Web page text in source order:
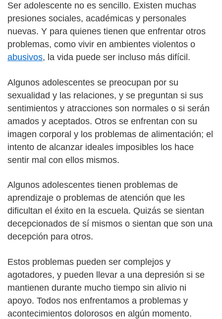
Ser adolescente no es sencillo. Existen muchas
presiones sociales, académicas y personales
nuevas. Y para quienes tienen que enfrentar otros
problemas, como vivir en ambientes violentos o
abusivos, la vida puede ser incluso más difícil.
Algunos adolescentes se preocupan por su
sexualidad y las relaciones, y se preguntan si sus
sentimientos y atracciones son normales o si serán
amados y aceptados. Otros se enfrentan con su
imagen corporal y los problemas de alimentación; el
intento de alcanzar ideales imposibles los hace
sentir mal con ellos mismos.
Algunos adolescentes tienen problemas de
aprendizaje o problemas de atención que les
dificultan el éxito en la escuela. Quizás se sientan
decepcionados de sí mismos o sientan que son una
decepción para otros.
Estos problemas pueden ser complejos y
agotadores, y pueden llevar a una depresión si se
mantienen durante mucho tiempo sin alivio ni
apoyo. Todos nos enfrentamos a problemas y
acontecimientos dolorosos en algún momento.